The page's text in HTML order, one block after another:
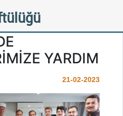
YARDIM
21-02-2023